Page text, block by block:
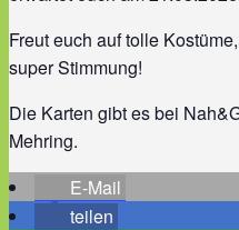
Freut euch auf tolle
super Stimmung!
Die Karten gibt es bei
Mehring.
E-Mail
teilen